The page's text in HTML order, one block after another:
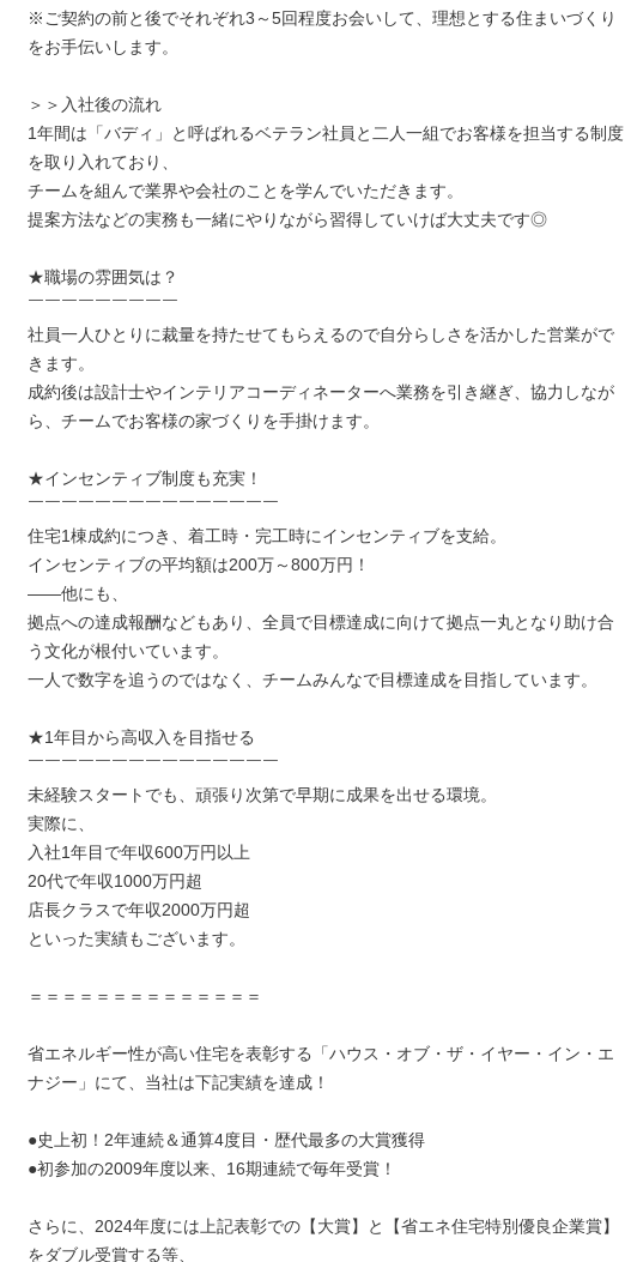
※ご契約の前と後でそれぞれ3～5回程度お会いして、理想とする住まいづくり
をお手伝いします。
＞＞入社後の流れ
1年間は「バディ」と呼ばれるベテラン社員と二人一組でお客様を担当する制度
を取り入れており、
チームを組んで業界や会社のことを学んでいただきます。
提案方法などの実務も一緒にやりながら習得していけば大丈夫です◎
★職場の雰囲気は？
￣￣￣￣￣￣￣￣￣
社員一人ひとりに裁量を持たせてもらえるので自分らしさを活かした営業がで
きます。
成約後は設計士やインテリアコーディネーターへ業務を引き継ぎ、協力しなが
ら、チームでお客様の家づくりを手掛けます。
★インセンティブ制度も充実！
￣￣￣￣￣￣￣￣￣￣￣￣￣￣￣
住宅1棟成約につき、着工時・完工時にインセンティブを支給。
インセンティブの平均額は200万～800万円！
――他にも、
拠点への達成報酬などもあり、全員で目標達成に向けて拠点一丸となり助け合
う文化が根付いています。
一人で数字を追うのではなく、チームみんなで目標達成を目指しています。
★1年目から高収入を目指せる
￣￣￣￣￣￣￣￣￣￣￣￣￣￣￣
未経験スタートでも、頑張り次第で早期に成果を出せる環境。
実際に、
入社1年目で年収600万円以上
20代で年収1000万円超
店長クラスで年収2000万円超
といった実績もございます。
＝＝＝＝＝＝＝＝＝＝＝＝＝＝
省エネルギー性が高い住宅を表彰する「ハウス・オブ・ザ・イヤー・イン・エ
ナジー」にて、当社は下記実績を達成！
●史上初！2年連続＆通算4度目・歴代最多の大賞獲得
●初参加の2009年度以来、16期連続で毎年受賞！
さらに、2024年度には上記表彰での【大賞】と【省エネ住宅特別優良企業賞】
をダブル受賞する等、